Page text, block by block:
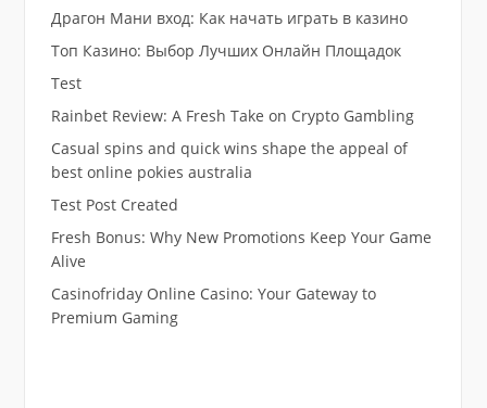
Драгон Мани вход: Как начать играть в казино
Топ Казино: Выбор Лучших Онлайн Площадок
Test
Rainbet Review: A Fresh Take on Crypto Gambling
Casual spins and quick wins shape the appeal of
best online pokies australia
Test Post Created
Fresh Bonus: Why New Promotions Keep Your Game
Alive
Casinofriday Online Casino: Your Gateway to
Premium Gaming